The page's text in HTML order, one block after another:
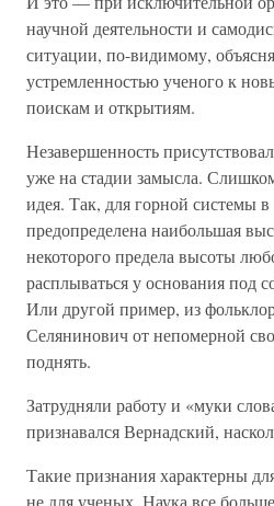
научной деятельности и
ситуации, по-видимому,
устремленностью ученого к
поискам и открытиям.
Незавершенность
уже на стадии замысла.
идея. Так, для горной системы в
предопределена наибольшая
некоторого предела высоты
расплываться у основания под
Или другой пример, из
Селянинович от непомерной
поднять.
Затрудняли работу и «муки
признавался Вернадский,
Такие признания характерны
не для ученых. Наука все